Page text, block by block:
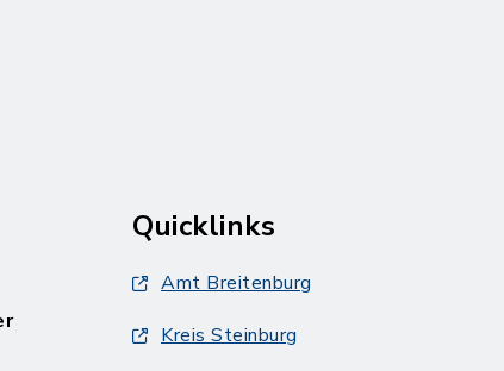
Quicklinks
Amt Breitenburg
Kreis Steinburg